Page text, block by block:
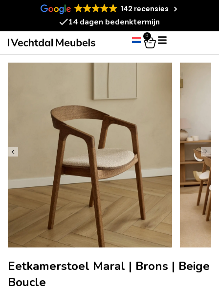
142 recensies
14 dagen bedenktermijn
0
Eetkamerstoel Maral | Brons | Beige
Boucle